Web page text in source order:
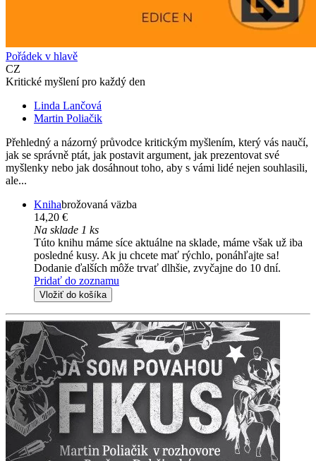
Pořádek v hlavě
CZ
Kritické myšlení pro každý den
Linda Lančová
Martin Poliačik
Přehledný a názorný průvodce kritickým myšlením, který vás naučí,
jak se správně ptát, jak postavit argument, jak prezentovat své
myšlenky nebo jak dosáhnout toho, aby s vámi lidé nejen souhlasili,
ale...
Knihabrožovaná väzba
14,20 €
Na sklade 1 ks
Túto knihu máme síce aktuálne na sklade, máme však už iba
posledné kusy. Ak ju chcete mať rýchlo, ponáhľajte sa!
Dodanie ďalších môže trvať dlhšie, zvyčajne do 10 dní.
Pridať do zoznamu
Vložiť do košíka